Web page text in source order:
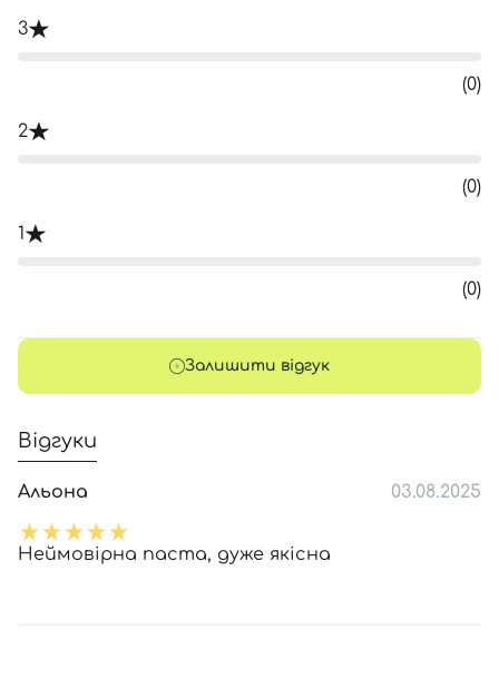
3
(0)
2
(0)
1
(0)
Залишити відгук
Відгуки
Альона 03.08.2025
Неймовірна паста, дуже якісна